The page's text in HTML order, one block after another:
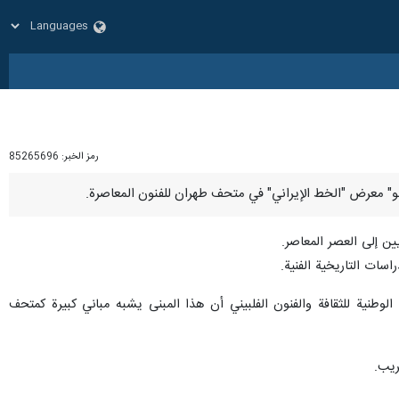
رمز الخبر: 85265696
إلى العصر المعاصر.
التاريخية الفنية.
للثقافة والفنون الفلبيني أن هذا المبنى يشبه مباني كبيرة كمتحف